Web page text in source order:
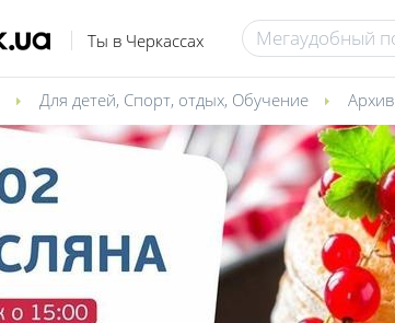
Ты в Черкассах
Для детей, Спорт, отдых, Обучение Архив